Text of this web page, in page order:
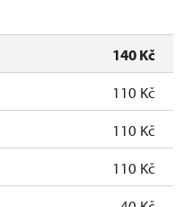
uzavřen
10.00 –
15.00
140 Kč
110 Kč
110 Kč
110 Kč